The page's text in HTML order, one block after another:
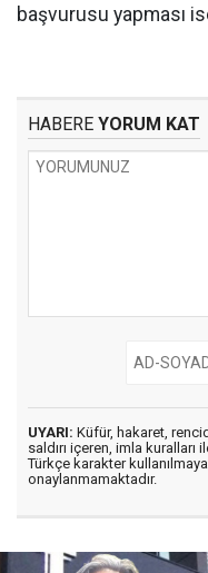
başvurusu yapması
HABERE YORUM KAT
UYARI: Küfür, hakaret,
saldırı içeren, imla kuralları
Türkçe karakter
onaylanmamaktadır.